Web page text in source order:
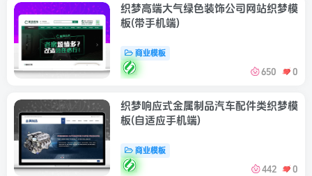
织梦高端大气绿色装饰公司网站织梦模
板(带手机端)
商业模板
650 0
织梦响应式金属制品汽车配件类织梦模
板(自适应手机端)
商业模板
442 0